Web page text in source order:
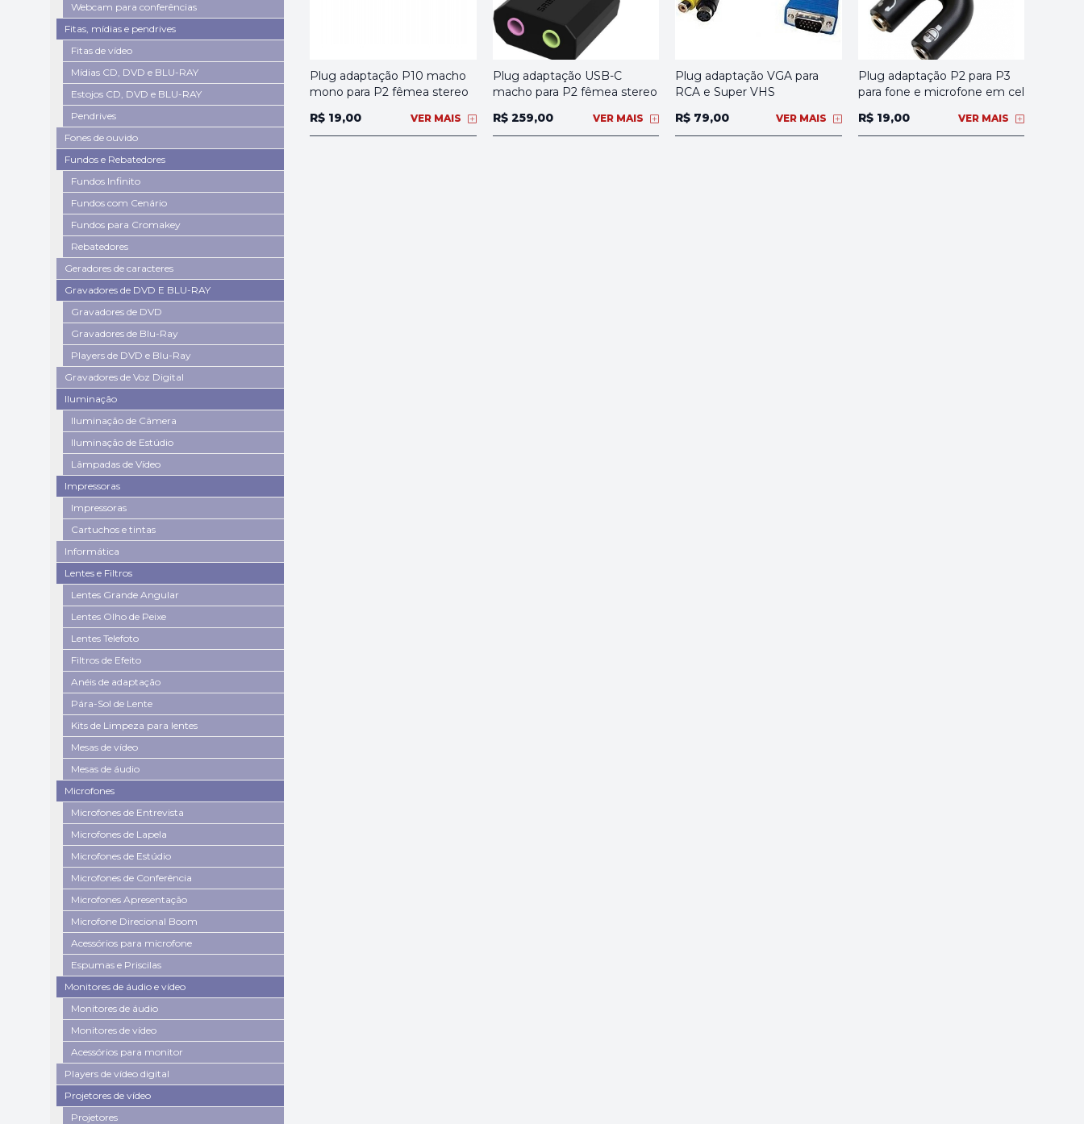
Webcam para conferências
Fitas, mídias e pendrives
Fitas de vídeo
Mídias CD, DVD e BLU-RAY
Estojos CD, DVD e BLU-RAY
Pendrives
Fones de ouvido
Fundos e Rebatedores
Fundos Infinito
Fundos com Cenário
Fundos para Cromakey
Rebatedores
Geradores de caracteres
Gravadores de DVD E BLU-RAY
Gravadores de DVD
Gravadores de Blu-Ray
Players de DVD e Blu-Ray
Gravadores de Voz Digital
Iluminação
Iluminação de Câmera
Iluminação de Estúdio
Lâmpadas de Vídeo
Impressoras
Impressoras
Cartuchos e tintas
Informática
Lentes e Filtros
Lentes Grande Angular
Lentes Olho de Peixe
Lentes Telefoto
Filtros de Efeito
Anéis de adaptação
Pára-Sol de Lente
Kits de Limpeza para lentes
Mesas de vídeo
Mesas de áudio
Microfones
Microfones de Entrevista
Microfones de Lapela
Microfones de Estúdio
Microfones de Conferência
Microfones Apresentação
Microfone Direcional Boom
Acessórios para microfone
Espumas e Priscilas
Monitores de áudio e vídeo
Monitores de áudio
Monitores de vídeo
Acessórios para monitor
Players de vídeo digital
Projetores de vídeo
Projetores
Plug adaptação P10 macho
mono para P2 fêmea stereo
R$ 19,00
VER MAIS
Plug adaptação USB-C
macho para P2 fêmea stereo
R$ 259,00
VER MAIS
Plug adaptação VGA para
RCA e Super VHS
R$ 79,00
VER MAIS
Plug adaptação P2 para P3
para fone e microfone em cel
R$ 19,00
VER MAIS